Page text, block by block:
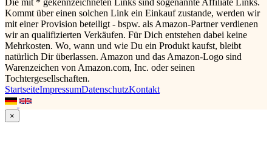
Kommt über einen solchen Link ein Einkauf zustande, werden wir
mit einer Provision beteiligt - bspw. als Amazon-Partner verdienen
wir an qualifizierten Verkäufen. Für Dich entstehen dabei keine
Mehrkosten. Wo, wann und wie Du ein Produkt kaufst, bleibt
natürlich Dir überlassen. Amazon und das Amazon-Logo sind
Warenzeichen von Amazon.com, Inc. oder seinen
Tochtergesellschaften.
StartseiteImpressumDatenschutzKontakt
×